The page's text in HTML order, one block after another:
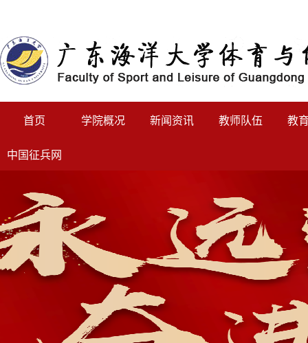
首页 学院概况 新闻资讯 教师队伍 教
中国征兵网